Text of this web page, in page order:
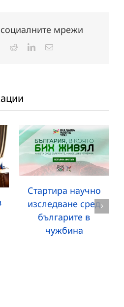
мрежи
RedditLinkedInЕлектронна
Стартира научно
изследване сред
българите в
чужбина